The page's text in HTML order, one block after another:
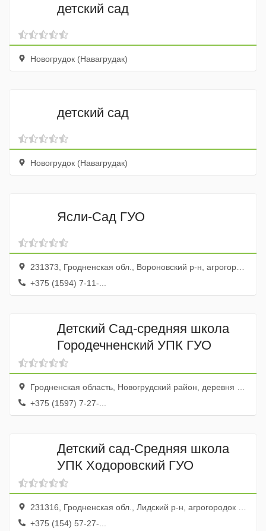
детский сад
Новогрудок (Навагрудак)
детский сад
Новогрудок (Навагрудак)
Ясли-Сад ГУО
231373, Гродненская обл., Вороновский р-н, агрогородок Жирмуны, ул. Садовая, 5
+375 (1594) 7-11-...
Детский Сад-средняя школа
Городечненский УПК ГУО
Гродненская область, Новогрудский район, деревня Городечно
+375 (1597) 7-27-...
Детский сад-Средняя школа
УПК Ходоровский ГУО
231316, Гродненская обл., Лидский р-н, агрогородок Ходоровцы, ул. Комсомольская, 10
+375 (154) 57-27-...